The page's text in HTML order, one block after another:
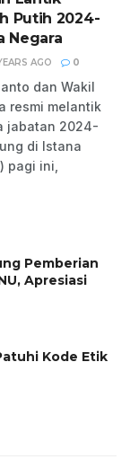
Putih 2024-
Negara
AGO 0
dan Wakil
resmi melantik
jabatan 2024-
di Istana
pagi ini,
Pemberian
Apresiasi
Kode Etik